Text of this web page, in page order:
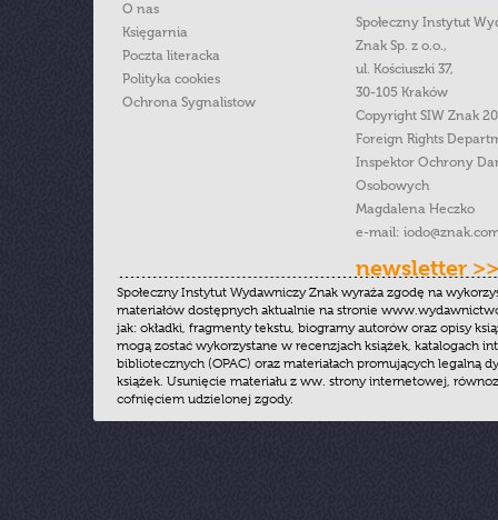
O nas
Księgarnia
Poczta literacka
Polityka cookies
Ochrona Sygnalistow
Społeczny Instytut
Znak Sp. z o.o.,
ul. Kościuszki 37,
30-105 Kraków
Copyright SIW Znak
Foreign Rights
Inspektor Ochrony
Osobowych
Magdalena Heczko
e-mail:
newsletter >>
Społeczny Instytut Wydawniczy Znak wyraża zgodę na
materiałów dostępnych aktualnie na stronie
jak: okładki, fragmenty tekstu, biogramy autorów oraz opisy
mogą zostać wykorzystane w recenzjach książek, katalogach
bibliotecznych (OPAC) oraz materiałach promujących legalną
książek. Usunięcie materiału z ww. strony internetowej,
cofnięciem udzielonej zgody.